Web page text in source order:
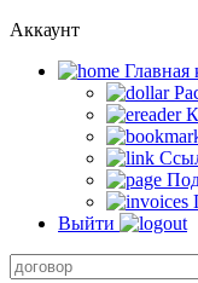
Аккаунт
Главная
Выйти